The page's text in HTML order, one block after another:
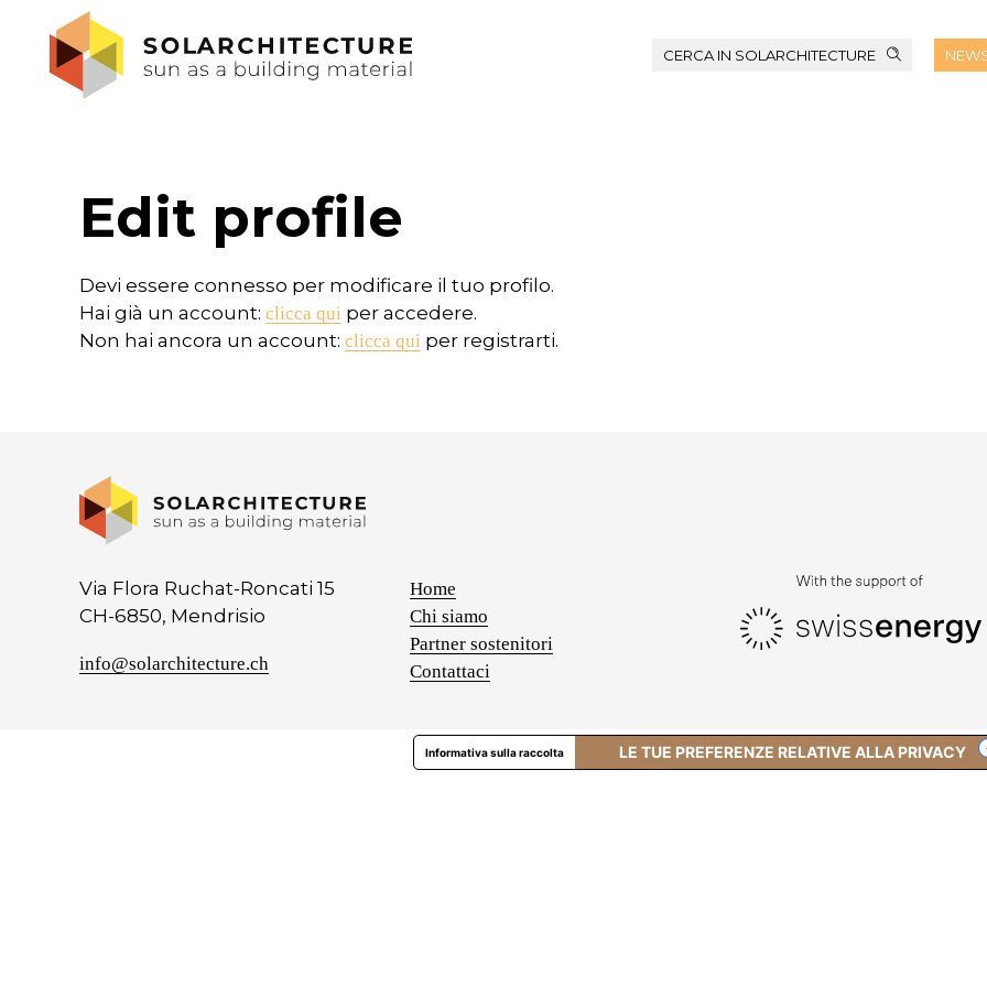
CERCA IN SOLARCHITECTURE
Edit profile
Devi essere connesso per modificare il tuo profilo.
Hai già un account: clicca qui per accedere.
Non hai ancora un account: clicca qui per registrarti.
Via Flora Ruchat-Roncati 15
CH-6850, Mendrisio
info@solarchitecture.ch
Home
Chi siamo
Partner sostenitori
Contattaci
Informativa sulla raccolta LE TUE PREFERENZE RELATIVE ALLA PRIVACY